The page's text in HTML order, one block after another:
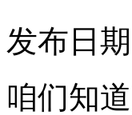
发布日
咱们知